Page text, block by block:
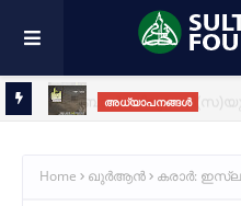
ശഅ്ബാൻ:അധ്യാപനങ്ങൾ
Home ഖുർആൻ കരാർ: